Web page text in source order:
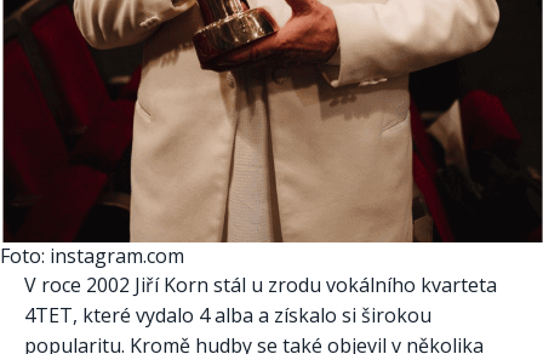
Foto: instagram.com
V roce 2002 Jiří Korn stál u zrodu vokálního kvarteta
4TET, které vydalo 4 alba a získalo si širokou
popularitu. Kromě hudby se také objevil v několika